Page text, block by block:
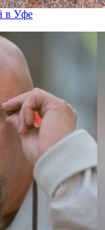
в Уфе